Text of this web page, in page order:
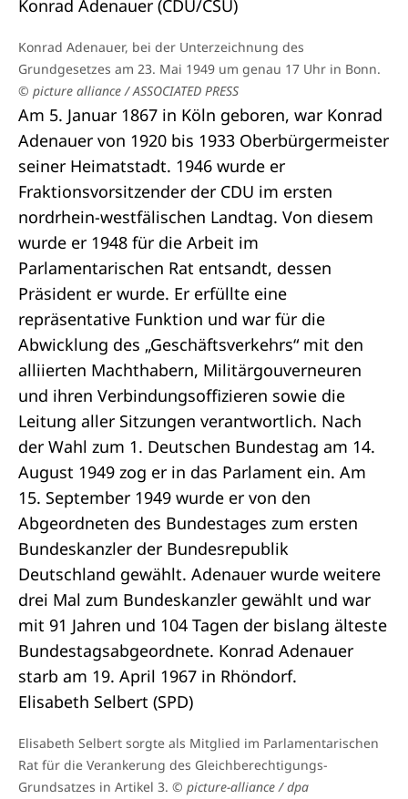
Konrad Adenauer (CDU/CSU)
Konrad Adenauer, bei der Unterzeichnung des
Grundgesetzes am 23. Mai 1949 um genau 17 Uhr in Bonn.
© picture alliance / ASSOCIATED PRESS
Am 5. Januar 1867 in Köln geboren, war Konrad
Adenauer von 1920 bis 1933 Oberbürgermeister
seiner Heimatstadt. 1946 wurde er
Fraktionsvorsitzender der CDU im ersten
nordrhein-westfälischen Landtag. Von diesem
wurde er 1948 für die Arbeit im
Parlamentarischen Rat entsandt, dessen
Präsident er wurde. Er erfüllte eine
repräsentative Funktion und war für die
Abwicklung des „Geschäftsverkehrs“ mit den
alliierten Machthabern, Militärgouverneuren
und ihren Verbindungsoffizieren sowie die
Leitung aller Sitzungen verantwortlich. Nach
der Wahl zum 1. Deutschen Bundestag am 14.
August 1949 zog er in das Parlament ein. Am
15. September 1949 wurde er von den
Abgeordneten des Bundestages zum ersten
Bundeskanzler der Bundesrepublik
Deutschland gewählt. Adenauer wurde weitere
drei Mal zum Bundeskanzler gewählt und war
mit 91 Jahren und 104 Tagen der bislang älteste
Bundestagsabgeordnete. Konrad Adenauer
starb am 19. April 1967 in Rhöndorf.
Elisabeth Selbert (SPD)
Elisabeth Selbert sorgte als Mitglied im Parlamentarischen
Rat für die Verankerung des Gleichberechtigungs-
Grundsatzes in Artikel 3. © picture-alliance / dpa